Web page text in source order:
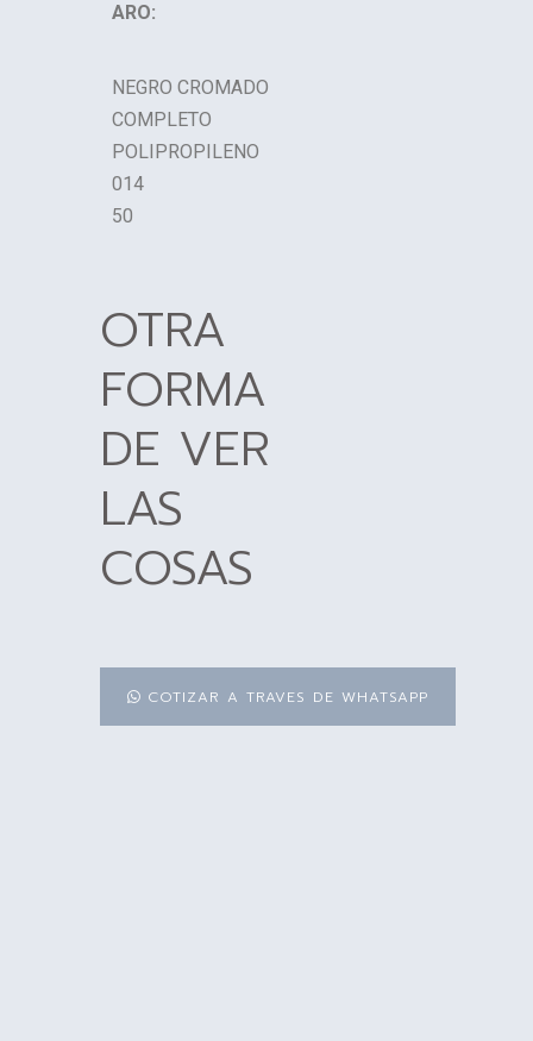
ARO:
NEGRO CROMADO
COMPLETO
POLIPROPILENO
014
50
OTRA
FORMA
DE VER
LAS
COSAS
COTIZAR A TRAVES DE WHATSAPP